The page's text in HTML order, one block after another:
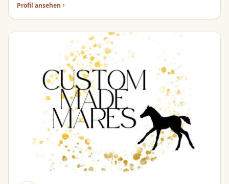
Profil ansehen